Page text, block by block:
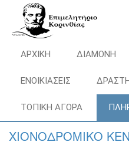
ΑΡΧΙΚΗ ΔΙΑΜΟΝΗ
ΕΝΟΙΚΙΑΣΕΙΣ
ΤΟΠΙΚΗ ΑΓΟΡΑ
ΧΙΟΝΟΔΡΟΜΙΚΟ